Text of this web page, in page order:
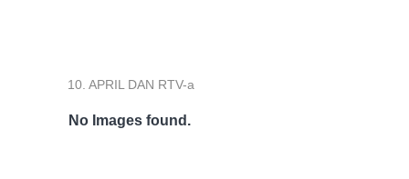
10. APRIL DAN RTV-a
No Images found.